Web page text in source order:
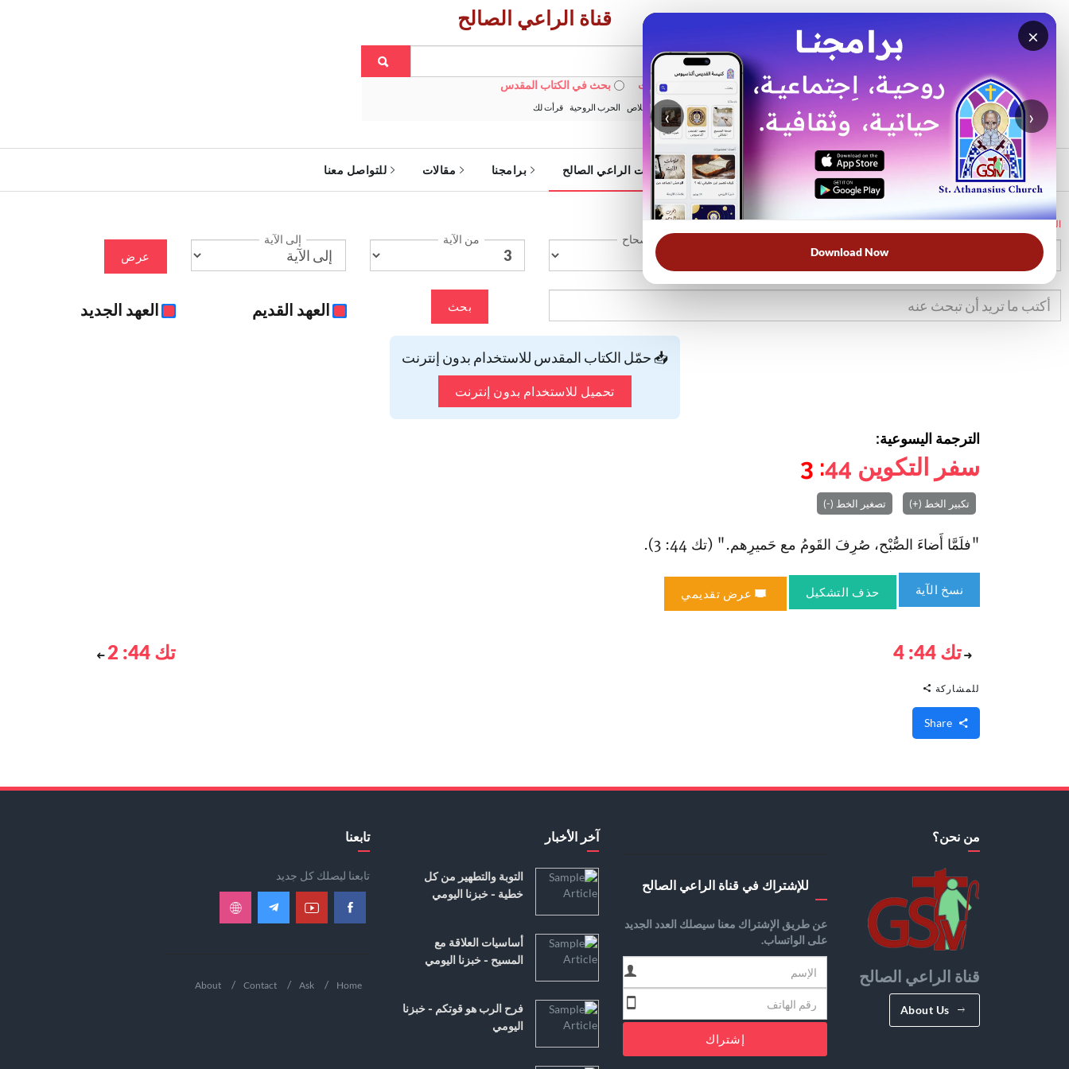
×
‹ ›
Download Now
قناة الراعي الصالح
بحث في الويبسايت بحث في الكتاب المقدس
الأكثر بحثًا: خبزنا اليومي الخلاص الحرب الروحية قرأت لك
الرئيسية خدمات الراعي الصالح برامجنا مقالات للتواصل معنا
الرئيسية
الإصحاح من الآية إلى الآية
عرض
بحث العهد القديم العهد الجديد
📥 حمّل الكتاب المقدس للاستخدام بدون إنترنت
تحميل للاستخدام بدون إنترنت
الترجمة اليسوعية:
سفر التكوين 44
: 3
تكبير الخط (+) تصغير الخط (-)
"فلَمَّا أَضاءَ الصُّبْح، صُرِفَ القَومُ مع حَميرِهم." (تك 44: 3).
نسخ الآية حذف التشكيل عرض تقديمي
تك 44: 4 تك 44: 2
للمشاركة
من نحن؟
قناة الراعي الصالح
About Us
للإشتراك في قناة الراعي الصالح
عن طريق الإشتراك معنا سيصلك العدد الجديد
على الواتساب.
إشتراك
آخر الأخبار
التوبة والتطهير من كل
خطية - خبزنا اليومي
أساسيات العلاقة مع
المسيح - خبزنا اليومي
فرح الرب هو قوتكم - خبزنا
اليومي
تابعنا
تابعنا ليصلك كل جديد
Home
Ask
Contact
About